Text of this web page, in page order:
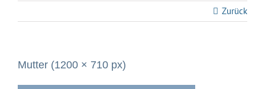
Zurück
Mutter (1200 × 710 px)